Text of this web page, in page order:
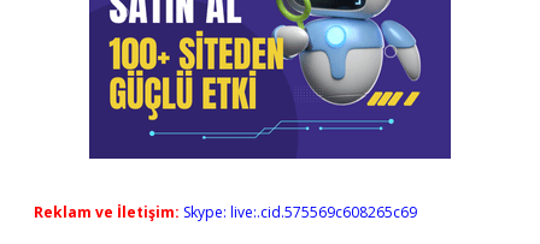
Reklam ve İletişim: Skype: live:.cid.575569c608265c69